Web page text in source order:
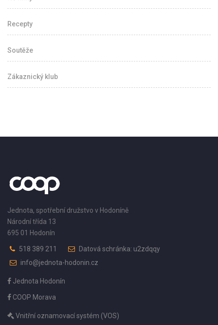
Recepty
Soutěže
Zákaznický klub
Jednota, spotřební družstvo v Hodoníně
Národní třída 13
695 01 Hodonín
518 389 211
Datová schránka: u2zdqqy
info@jednota-hodonin.cz
Jednota Hodonín
COOP Morava
Vnitřní oznamovací systém (VOS)